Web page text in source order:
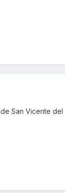
San Vicente del